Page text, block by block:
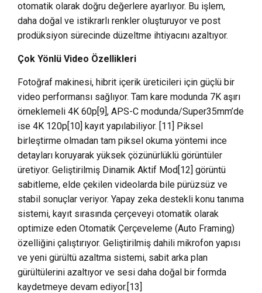
otomatik olarak doğru değerlere ayarlıyor. Bu işlem,
daha doğal ve istikrarlı renkler oluşturuyor ve post
prodüksiyon sürecinde düzeltme ihtiyacını azaltıyor.
Çok Yönlü Video Özellikleri
Fotoğraf makinesi, hibrit içerik üreticileri için güçlü bir
video performansı sağlıyor. Tam kare modunda 7K aşırı
örneklemeli 4K 60p[9], APS-C modunda/Super35mm’de
ise 4K 120p[10] kayıt yapılabiliyor. [11] Piksel
birleştirme olmadan tam piksel okuma yöntemi ince
detayları koruyarak yüksek çözünürlüklü görüntüler
üretiyor. Geliştirilmiş Dinamik Aktif Mod[12] görüntü
sabitleme, elde çekilen videolarda bile pürüzsüz ve
stabil sonuçlar veriyor. Yapay zeka destekli konu tanıma
sistemi, kayıt sırasında çerçeveyi otomatik olarak
optimize eden Otomatik Çerçeveleme (Auto Framing)
özelliğini çalıştırıyor. Geliştirilmiş dahili mikrofon yapısı
ve yeni gürültü azaltma sistemi, sabit arka plan
gürültülerini azaltıyor ve sesi daha doğal bir formda
kaydetmeye devam ediyor.[13]